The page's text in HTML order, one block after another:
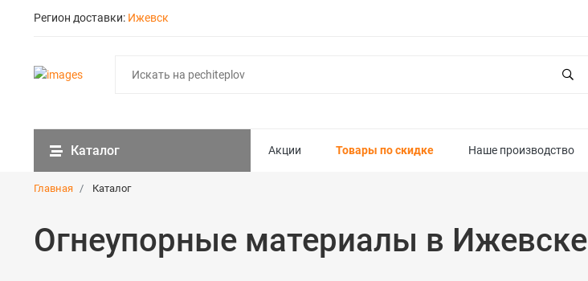
Регион доставки: Ижевск
Каталог Акции Товары по скидке Наше производство
Главная Каталог
Огнеупорные материалы в Ижевске